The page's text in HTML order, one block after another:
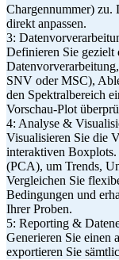
Chargennummer) zu.
direkt anpassen.
3:
Definieren Sie gezielt
SNV oder MSC),
den Spektralbereich
Vorschau-Plot
4: Analyse &
Visualisieren Sie die
interaktiven
(PCA), um Trends,
Vergleichen Sie
Bedingungen und
Ihrer Proben.
5: Reporting &
Generieren Sie einen
exportieren Sie